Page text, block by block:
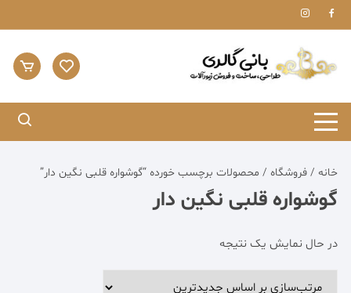
Skip
to
خانه /فروشگاه / محصولات برچسب خورده “گوشواره قلبی نگین دار”
گوشواره قلبی نگین دار
در حال نمایش یک نتیجه